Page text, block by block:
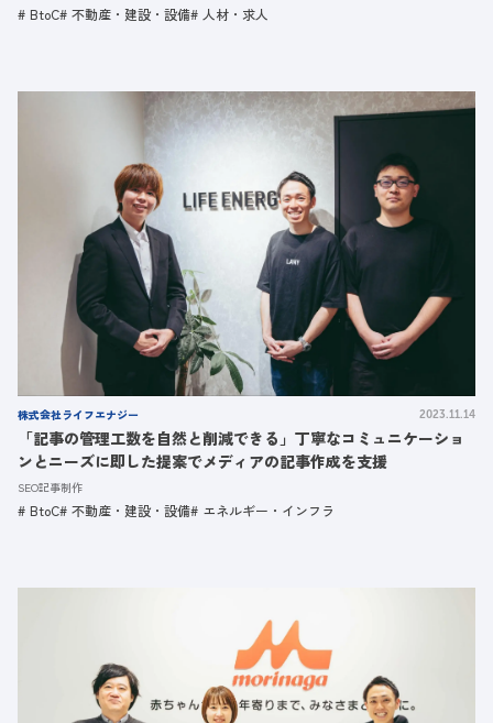
BtoC 不動産・建設・設備 人材・求人
株式会社ライフエナジー 2023.11.14
「記事の管理工数を自然と削減できる」丁寧なコミュニケーショ
ンとニーズに即した提案でメディアの記事作成を支援
SEO記事制作
BtoC 不動産・建設・設備 エネルギー・インフラ